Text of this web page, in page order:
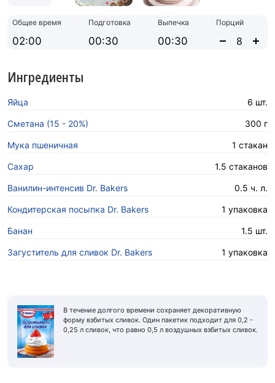
Общее время
02:00
Подготовка
00:30
Выпечка
00:30
Порций
Ингредиенты
Яйца 6 шт.
Сметана (15 - 20%) 300 г
Мука пшеничная 1 стакан
Сахар 1.5 стаканов
Ванилин-интенсив Dr. Bakers 0.5 ч. л.
Кондитерская посыпка Dr. Bakers 1 упаковка
Банан 1.5 шт.
Загуститель для сливок Dr. Bakers 1 упаковка
В течение долгого времени сохраняет декоративную
форму взбитых сливок. Один пакетик подходит для 0,2 -
0,25 л сливок, что равно 0,5 л воздушных взбитых сливок.